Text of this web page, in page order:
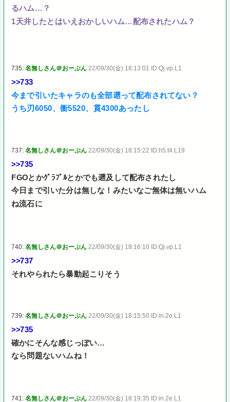
るハム…？
1天井したとはいえおかしいハム…配布されたハム？
735:名無しさん＠おーぷん 22/09/30(金) 18:13:01 ID:Qj.vp.L1
>>733
今まで引いたキャラのも全部遡って配布されてない？
うち刃6050、衝5520、貫4300あったし
737:名無しさん＠おーぷん 22/09/30(金) 18:15:22 ID:h5.t4.L19
>>735
FGOとかｸﾞﾗﾌﾞﾙとかでも遡及して配布されたし
今日まで引いた分は無しな！みたいなご無体は無いハム
ね流石に
740:名無しさん＠おーぷん 22/09/30(金) 18:16:10 ID:Qj.vp.L1
>>737
それやられたら暴動起こりそう
739:名無しさん＠おーぷん 22/09/30(金) 18:15:50 ID:in.2e.L1
>>735
確かにそんな感じっぽい…
なら問題ないハムね！
741:名無しさん＠おーぷん 22/09/30(金) 18:19:35 ID:in.2e.L1